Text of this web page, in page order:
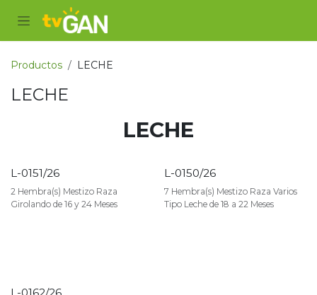
Productos LECHE
LECHE
LECHE
VENDIDO
L-0151/26
2 Hembra(s) Mestizo Raza
Girolando de 16 y 24 Meses
VENDIDO
L-0150/26
7 Hembra(s) Mestizo Raza Varios
Tipo Leche de 18 a 22 Meses